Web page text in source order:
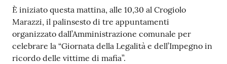
s
i
t
S
a
Contenuto
È iniziato questa mattina, alle 10,30 al Crogiolo
Marazzi, il palinsesto di tre appuntamenti
organizzato dall’Amministrazione comunale per
celebrare la “Giornata della Legalità e dell’Impegno in
ricordo delle vittime di mafia”.